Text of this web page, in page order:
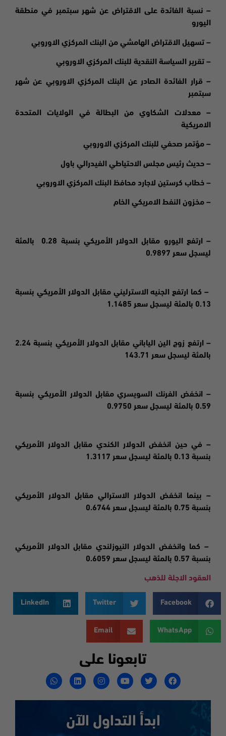
– نسبة الفائدة على الاقتراض عن شهر سبتمبر في منطقة
اليورو
– تسهيل الاقتراض الهامشي من البنك المركزي الاوروبي
– تقرير السياسة النقدية للبنك المركزي الاوروبي
– قرار الفائدة الصادر عن البنك المركزي الاوروبي عن شهر
سبتمبر
– معدلات الشكاوي من البطالة في الولايات المتحدة
الامريكية
– مؤتمر صحفي للبنك المركزي الاوروبي
– حديث رئيس مجلس الاحتياطي الفيدرالي باول
– خطاب كرستين لاجارد محافظ البنك المركزي الاوروبي
– مخزون النفط الامريكي الخام
– ارتفع اليورو مقابل الدولار الأمريكي بنسبة 0.28 بالمئة
ليسجل سعر 0.9897
– كما ارتفع الجنيه الاسترليني مقابل الدولار الأمريكي بنسبة
0.13 بالمئة ليسجل سعر 1.1485
– ارتفع زوج الين الياباني مقابل الدولار الأمريكي بنسبة 2.24
بالمئة ليسجل سعر 143.71
– انخفض الفرنك السويسري مقابل الدولار الأمريكي بنسبة
0.59 بالمئة ليسجل سعر 0.9750
– في حين انخفض الدولار الكندي مقابل الدولار الأمريكي
بنسبة 0.13 بالمئة ليسجل سعر 1.3117
– بينما انخفض الدولار الاسترالي مقابل الدولار الأمريكي
بنسبة 0.75 بالمئة ليسجل سعر 0.6744
– كما وانخفض الدولار النيوزلندي مقابل الدولار الأمريكي
بنسبة 0.57 بالمئة ليسجل سعر 0.6059
العقود الاجلة للذهب
Facebook
Twitter
LinkedIn
WhatsApp
Email
تابعونا على
ابدأ التداول الآن